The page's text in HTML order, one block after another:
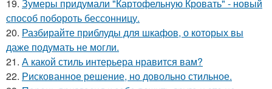
19. Зумеры придумали "Картофельную Кровать" - новый
способ побороть бессонницу.
20. Разбирайте приблуды для шкафов, о которых вы
даже подумать не могли.
21. А какой стиль интерьера нравится вам?
22. Рискованное решение, но довольно стильное.